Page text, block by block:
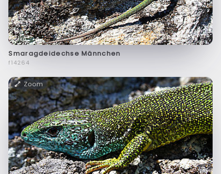
Smaragdeidechse Männchen
f14264
Zoom